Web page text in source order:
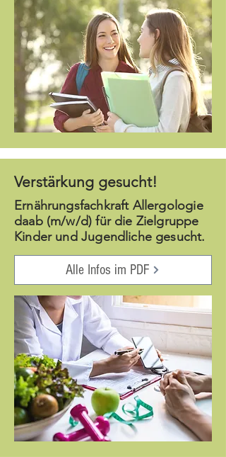
Verstärkung gesucht!
Ernährungsfachkraft Allergologie
daab (m/w/d) für die Zielgruppe
Kinder und Jugendliche gesucht.
Alle Infos im PDF